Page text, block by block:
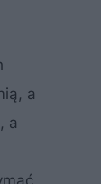
a
a